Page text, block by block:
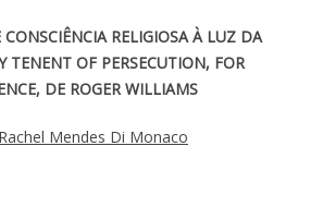
RELIGIOSA À LUZ DA
TENENT OF PERSECUTION, FOR
DE ROGER WILLIAMS
Mendes Di Monaco